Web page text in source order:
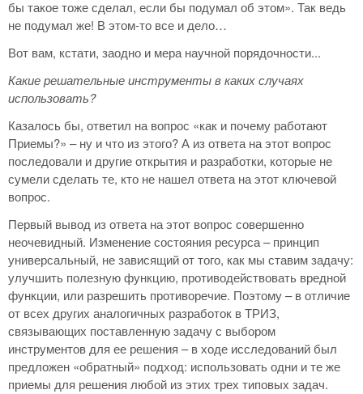
бы такое тоже сделал, если бы подумал об этом». Так ведь
не подумал же! В этом-то все и дело…
Вот вам, кстати, заодно и мера научной порядочности...
Какие решательные инструменты в каких случаях
использовать?
Казалось бы, ответил на вопрос «как и почему работают
Приемы?» – ну и что из этого? А из ответа на этот вопрос
последовали и другие открытия и разработки, которые не
сумели сделать те, кто не нашел ответа на этот ключевой
вопрос.
Первый вывод из ответа на этот вопрос совершенно
неочевидный. Изменение состояния ресурса – принцип
универсальный, не зависящий от того, как мы ставим задачу:
улучшить полезную функцию, противодействовать вредной
функции, или разрешить противоречие. Поэтому – в отличие
от всех других аналогичных разработок в ТРИЗ,
связывающих поставленную задачу с выбором
инструментов для ее решения – в ходе исследований был
предложен «обратный» подход: использовать одни и те же
приемы для решения любой из этих трех типовых задач.